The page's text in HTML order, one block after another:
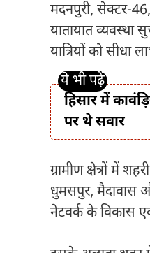
मदनपुरी, सेक्टर-
यातायात व्यवस्था
यात्रियों को सीधा
हिसार में
पर थे सवार
ग्रामीण क्षेत्रों में
धुमसपुर, मैदावास
नेटवर्क के विकास